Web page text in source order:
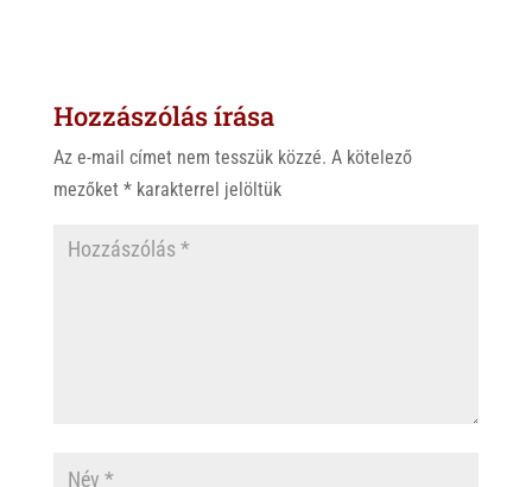
A
p
o
k
Hozzászólás írása
Az e-mail címet nem tesszük közzé. A kötelező
mezőket *karakterrel jelöltük